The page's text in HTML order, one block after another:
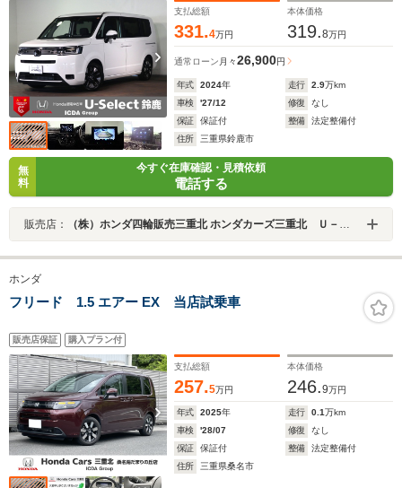
クテーブル
支払総額
331.4万円
本体価格
319.8万円
通常ローン 月々26,900円
年式 2024年 走行 2.9万km
車検
'27/12 修復
なし
保証
保証付 整備
法定整備付
住所
三重県鈴鹿市
無
料
今すぐ在庫確認・見積依頼
電話する
販売店： （株）ホンダ四輪販売三重北 ホンダカーズ三重北 Ｕ－Ｓｅｌｅｃｔ鈴鹿
ホンダ
フリード 1.5 エアー EX 当店試乗車
販売店保証 購入プラン付
支払総額
257.5万円
本体価格
246.9万円
年式 2025年 走行 0.1万km
車検
'28/07 修復
なし
保証
保証付 整備
法定整備付
住所
三重県桑名市